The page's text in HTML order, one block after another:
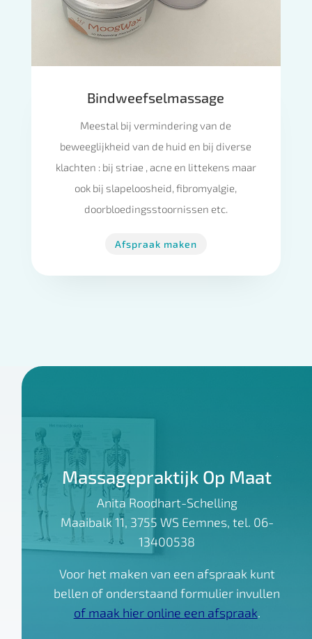
Bindweefselmassage
Meestal bij vermindering van de
beweeglijkheid van de huid en bij diverse
klachten : bij striae , acne en littekens maar
ook bij slapeloosheid, fibromyalgie,
doorbloedingsstoornissen etc.
Afspraak maken
Massagepraktijk Op Maat
Anita Roodhart-Schelling
Maaibalk 11, 3755 WS Eemnes, tel. 06-
13400538
Voor het maken van een afspraak kunt
bellen of onderstaand formulier invullen
of maak hier online een afspraak.